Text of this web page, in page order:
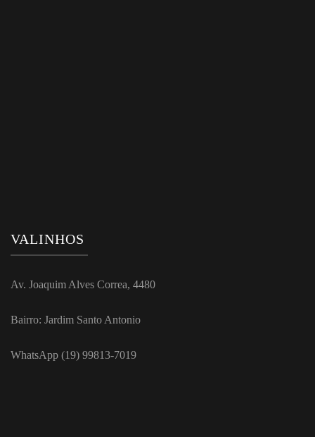
VALINHOS
Av. Joaquim Alves Correa, 4480
Bairro: Jardim Santo Antonio
WhatsApp (19) 99813-7019